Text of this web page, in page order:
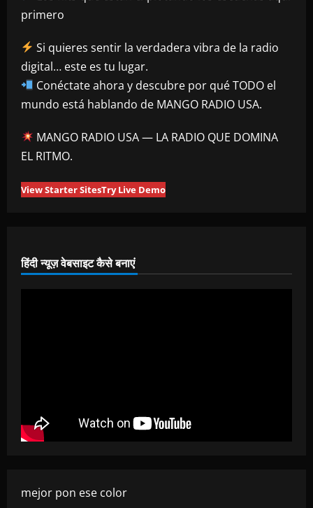
primero
Si quieres sentir la verdadera vibra de la radio
digital… este es tu lugar.
Conéctate ahora y descubre por qué TODO el
mundo está hablando de MANGO RADIO USA.
MANGO RADIO USA — LA RADIO QUE DOMINA
EL RITMO.
View Starter SitesTry Live Demo
हिंदी न्यूज़ वेबसाइट कैसे बनाएं
mejor pon ese color